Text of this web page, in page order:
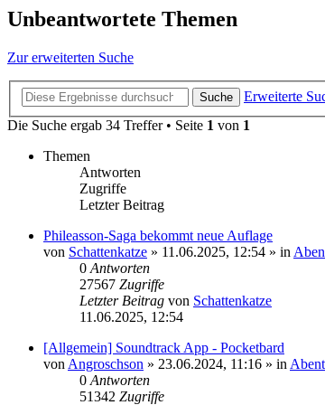
Unbeantwortete Themen
Zur erweiterten Suche
Suche
Erweiterte
Die Suche ergab 34 Treffer • Seite 1 von 1
Themen
Antworten
Zugriffe
Letzter Beitrag
Phileasson-Saga bekommt neue Auflage
von Schattenkatze » 11.06.2025, 12:54 » in
0 Antworten
27567 Zugriffe
Letzter Beitrag von Schattenkatze
11.06.2025, 12:54
[Allgemein] Soundtrack App - Pocketbard
von Angroschson » 23.06.2024, 11:16 » in
0 Antworten
51342 Zugriffe